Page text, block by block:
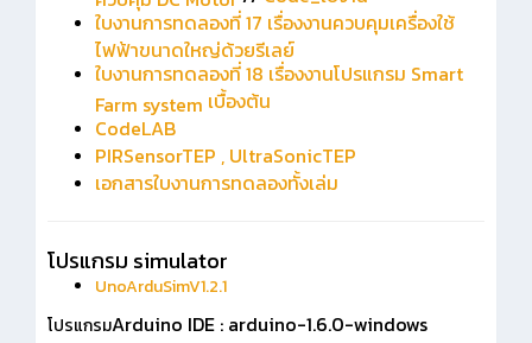
ใบงานการทดลองที่ 17 เรื่องงานควบคุมเครื่องใช้
ไฟฟ้าขนาดใหญ่ด้วยรีเลย์
ใบงานการทดลองที่ 18 เรื่องงานโปรแกรม Smart
Farm system เบื้องต้น
CodeLAB
PIRSensorTEP , UltraSonicTEP
เอกสารใบงานการทดลองทั้งเล่ม
โปรแกรม simulator
UnoArduSimV1.2.1
โปรแกรมArduino IDE : arduino-1.6.0-windows